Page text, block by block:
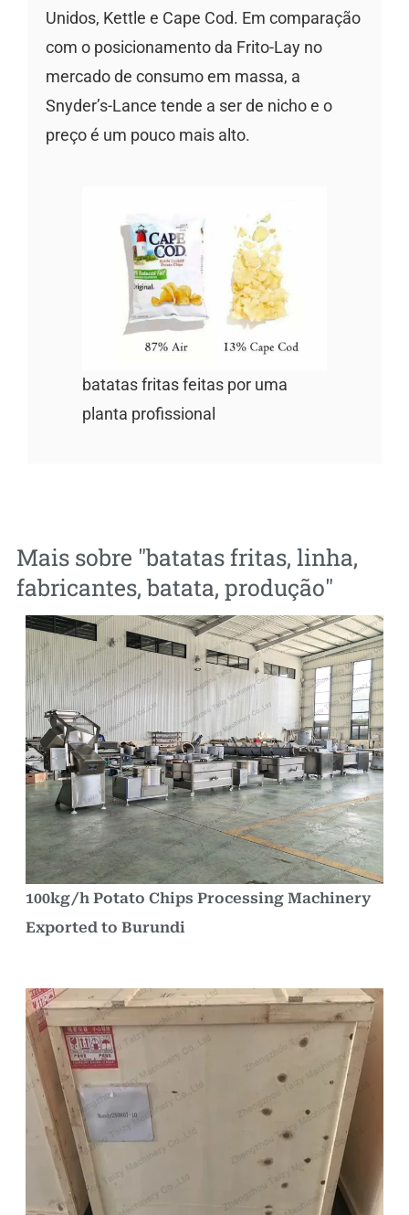
Unidos, Kettle e Cape Cod. Em comparação
com o posicionamento da Frito-Lay no
mercado de consumo em massa, a
Snyder’s-Lance tende a ser de nicho e o
preço é um pouco mais alto.
batatas fritas feitas por uma
planta profissional
Mais sobre "batatas fritas, linha,
fabricantes,batata, produção"
100kg/h Potato Chips Processing Machinery
Exported to Burundi